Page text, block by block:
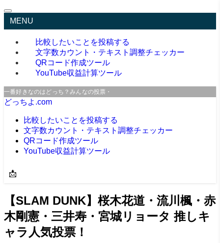
MENU
比較したいことを投稿する
文字数カウント・テキスト調整チェッカー
QRコード作成ツール
YouTube収益計算ツール
一番好きなのはどっち？みんなの投票・口コミサイト
どっちよ.com
比較したいことを投稿する
文字数カウント・テキスト調整チェッカー
QRコード作成ツール
YouTube収益計算ツール
📩
【SLAM DUNK】桜木花道・流川楓・赤
木剛憲・三井寿・宮城リョータ 推しキ
ャラ人気投票！